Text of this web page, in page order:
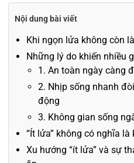
Nội dung bài viết
Khi ngọn lửa không còn
Những lý do khiến nhiều
1. An toàn ngày càng
2. Nhịp sống nhanh
động
3. Không gian sống
“Ít lửa” không có nghĩa là
Xu hướng “ít lửa” và sự